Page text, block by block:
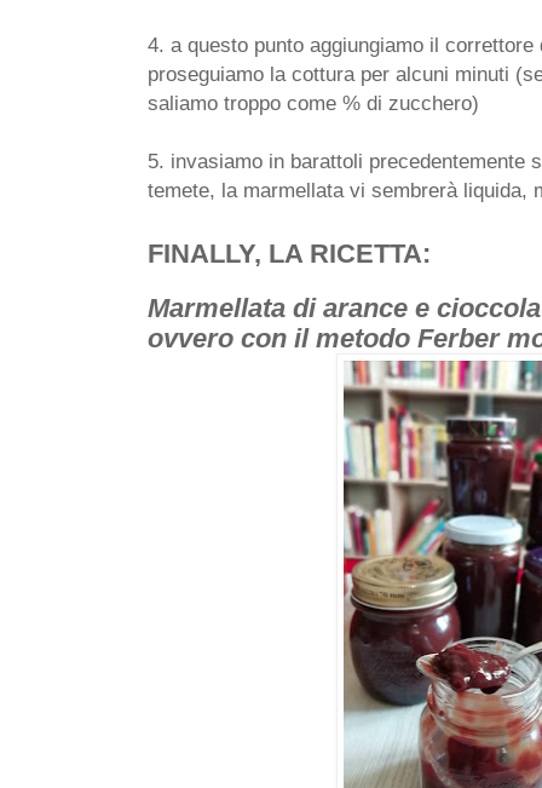
4. a questo punto aggiungiamo il
proseguiamo la cottura per alcuni minuti
saliamo troppo come % di zucchero)
5. invasiamo in barattoli precedentemente
temete, la marmellata vi sembrerà liquida,
FINALLY, LA RICETTA:
Marmellata di arance e
ovvero con il metodo Ferber